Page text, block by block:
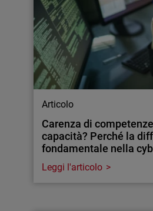
Articolo
Carenza di
capacità? Perché la
fondamentale nella
Leggi l'articolo